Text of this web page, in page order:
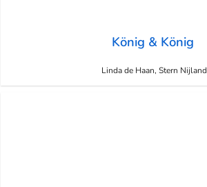
König & König
Linda de Haan, Stern Nijland